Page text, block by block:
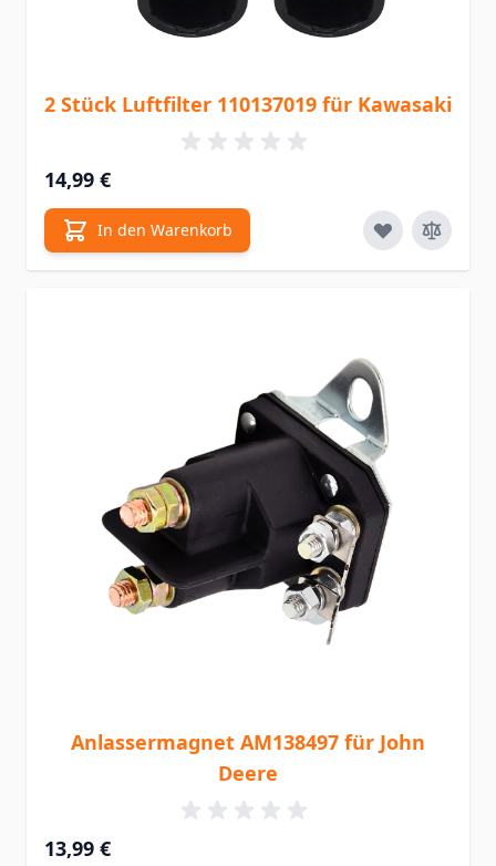
2 Stück Luftfilter 110137019 für Kawasaki
14,99 €
In den Warenkorb
Anlassermagnet AM138497 für John
Deere
13,99 €